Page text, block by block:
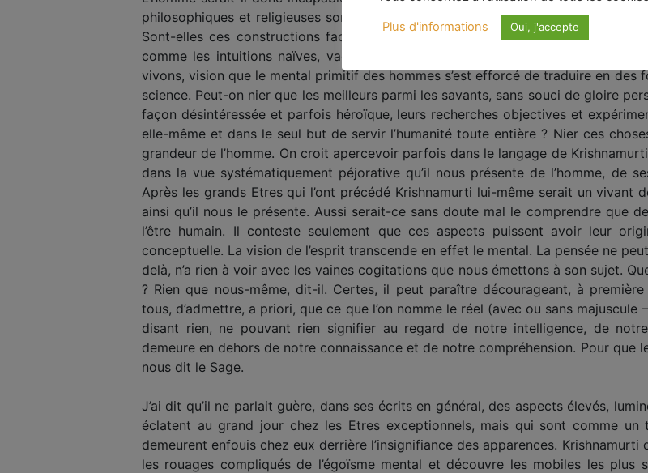
philosophiques et religieuses sont-elles nécessairement aussi le produit de ces
Sont-elles ces constructions factices d’un mental toujours avide ?
comme les intuitions naïves, vagues encore, et toutes approximatives et
vivons, vision que le mental primitif des hommes s’est efforcé de traduire en des
science. Peut-on nier que les meilleurs parmi les savants, sans souci de gloire
façon désintéressée et parfois héroïque, leurs recherches objectives et
elle-même et dans le seul but de servir l’humanité toute entière ? Nier ces
grandeur de l’homme. On croit apercevoir parfois dans le langage de
dans la vue systématiquement péjorative qu’il nous présente de l’homme, de
Après les grands Etres qui l’ont précédé Krishnamurti lui-même serait un vivant
ainsi qu’il nous le présente. Aussi serait-ce sans doute mal le comprendre que
l’être humain. Il conteste seulement que ces aspects puissent avoir leur
conceptuelle. La vision de l’esprit transcende en effet le mental. La pensée ne
delà, n’a rien à voir avec les vaines cogitations que nous émettons à son sujet.
? Rien que nous-même, dit-il. Certes, il peut paraître décourageant, à
tous, d’admettre, a priori, que ce que l’on nomme le réel (avec ou sans
disant rien, ne pouvant rien signifier au regard de notre intelligence, de
demeure en dehors de notre connaissance et de notre compréhension. Pour que
nous dit le Sage.
J’ai dit qu’il ne parlait guère, dans ses écrits en général, des aspects élevés,
éclatent au grand jour chez les Etres exceptionnels, mais qui sont comme
demeurent enfouis chez eux derrière l’insignifiance des apparences.
les rouages compliqués de l’égoïsme mental et découvre les mobiles les
Plus d'informations Oui, j'accepte